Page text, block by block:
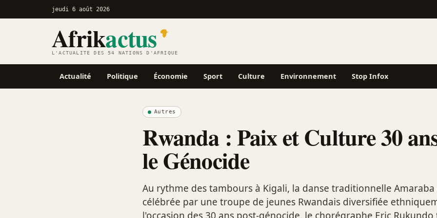
jeudi 6 août 2026
Afrikactus
L'ACTUALITÉ DES 54 NATIONS D'AFRIQUE
Actualité Politique Économie Sport Culture Environnement Stop Infox
Autres
Rwanda : Paix et Culture 30
le Génocide
Au rythme des tambours à Kigali, la danse traditionnelle Amaraba
célébrée par une troupe de jeunes Rwandais diversifiée